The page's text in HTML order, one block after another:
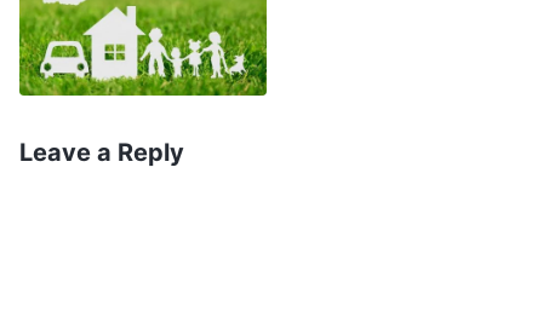
る前に変化を経なければならない。この裁きと刑罰
の働きによって、人は自分の中の汚れて堕落した本
質を完全に知るようになる。そして完全に変わり、
玉座の前へと戻るのにふさわしくなることができな
Leave a Reply